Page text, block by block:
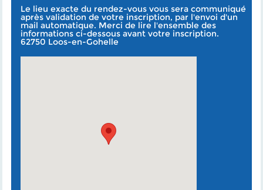
Le lieu exacte du rendez-vous vous sera communiqué
après validation de votre inscription, par l'envoi d'un
mail automatique. Merci de lire l'ensemble des
informations ci-dessous avant votre inscription.
62750 Loos-en-Gohelle